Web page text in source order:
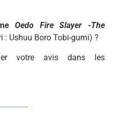
Oedo Fire Slayer -The
: Ushuu Boro Tobi-gumi) ?
votre avis dans les